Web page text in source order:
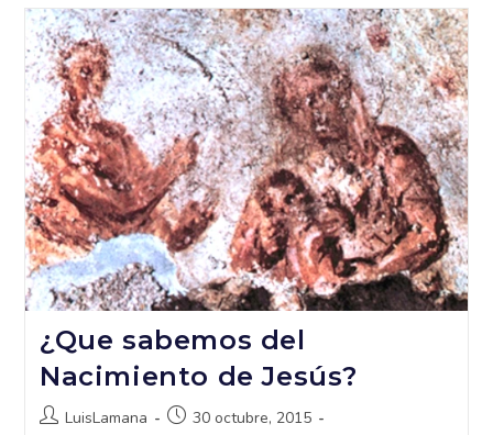
¿Que sabemos del
Nacimiento de Jesús?
LuisLamana
30 octubre, 2015